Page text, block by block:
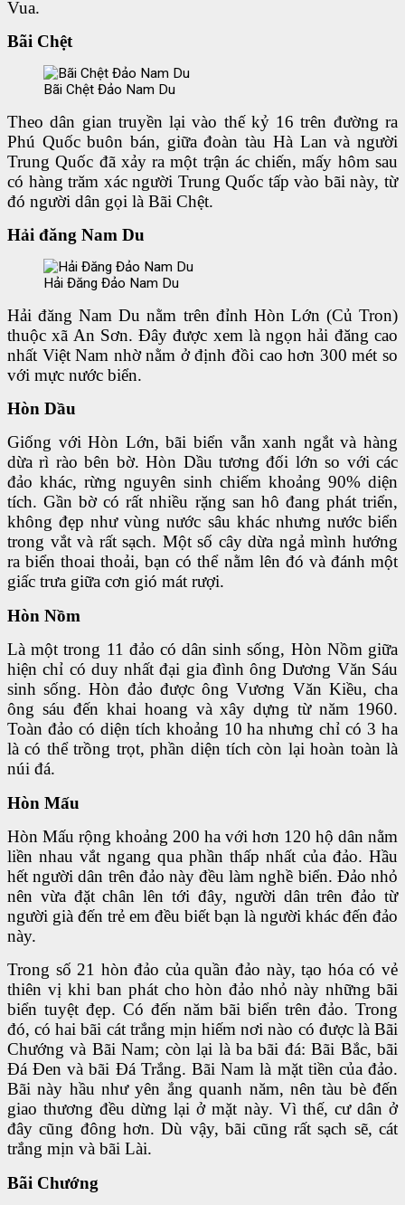
Vua.
Bãi Chệt
Bãi Chệt Đảo Nam Du
Theo dân gian truyền lại vào thế kỷ 16 trên đường ra
Phú Quốc buôn bán, giữa đoàn tàu Hà Lan và người
Trung Quốc đã xảy ra một trận ác chiến, mấy hôm sau
có hàng trăm xác người Trung Quốc tấp vào bãi này, từ
đó người dân gọi là Bãi Chệt.
Hải đăng Nam Du
Hải Đăng Đảo Nam Du
Hải đăng Nam Du nằm trên đỉnh Hòn Lớn (Củ Tron)
thuộc xã An Sơn. Đây được xem là ngọn hải đăng cao
nhất Việt Nam nhờ nằm ở định đồi cao hơn 300 mét so
với mực nước biển.
Hòn Dầu
Giống với Hòn Lớn, bãi biển vẫn xanh ngắt và hàng
dừa rì rào bên bờ. Hòn Dầu tương đối lớn so với các
đảo khác, rừng nguyên sinh chiếm khoảng 90% diện
tích. Gần bờ có rất nhiều rặng san hô đang phát triển,
không đẹp như vùng nước sâu khác nhưng nước biển
trong vắt và rất sạch. Một số cây dừa ngả mình hướng
ra biển thoai thoải, bạn có thể nằm lên đó và đánh một
giấc trưa giữa cơn gió mát rượi.
Hòn Nồm
Là một trong 11 đảo có dân sinh sống, Hòn Nồm giữa
hiện chỉ có duy nhất đại gia đình ông Dương Văn Sáu
sinh sống. Hòn đảo được ông Vương Văn Kiều, cha
ông sáu đến khai hoang và xây dựng từ năm 1960.
Toàn đảo có diện tích khoảng 10 ha nhưng chỉ có 3 ha
là có thể trồng trọt, phần diện tích còn lại hoàn toàn là
núi đá.
Hòn Mấu
Hòn Mấu rộng khoảng 200 ha với hơn 120 hộ dân nằm
liền nhau vắt ngang qua phần thấp nhất của đảo. Hầu
hết người dân trên đảo này đều làm nghề biển. Ðảo nhỏ
nên vừa đặt chân lên tới đây, người dân trên đảo từ
người già đến trẻ em đều biết bạn là người khác đến đảo
này.
Trong số 21 hòn đảo của quần đảo này, tạo hóa có vẻ
thiên vị khi ban phát cho hòn đảo nhỏ này những bãi
biển tuyệt đẹp. Có đến năm bãi biển trên đảo. Trong
đó, có hai bãi cát trắng mịn hiếm nơi nào có được là Bãi
Chướng và Bãi Nam; còn lại là ba bãi đá: Bãi Bắc, bãi
Ðá Ðen và bãi Ðá Trắng. Bãi Nam là mặt tiền của đảo.
Bãi này hầu như yên ắng quanh năm, nên tàu bè đến
giao thương đều dừng lại ở mặt này. Vì thế, cư dân ở
đây cũng đông hơn. Dù vậy, bãi cũng rất sạch sẽ, cát
trắng mịn và bãi Lài.
Bãi Chướng